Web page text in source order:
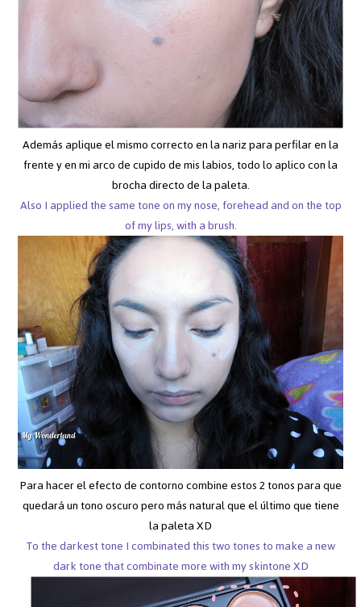
Además aplique el mismo correcto en la nariz para perfilar en la
frente y en mi arco de cupido de mis labios, todo lo aplico con la
brocha directo de la paleta.
Also I applied the same tone on my nose, forehead and on the top
of my lips, with a brush.
Para hacer el efecto de contorno combine estos 2 tonos para que
quedará un tono oscuro pero más natural que el último que tiene
la paleta XD
To the darkest tone I combinated this two tones to make a new
dark tone that combinate more with my skintone XD